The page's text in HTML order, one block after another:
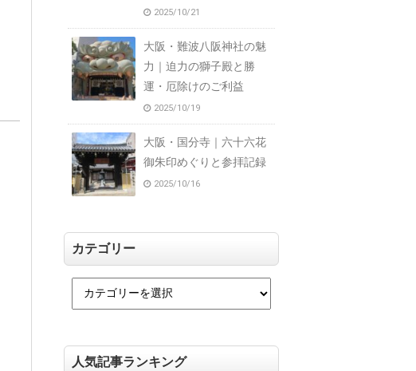
2025/10/21
大阪・難波八阪神社の魅
力｜迫力の獅子殿と勝
運・厄除けのご利益
2025/10/19
大阪・国分寺｜六十六花
御朱印めぐりと参拝記録
2025/10/16
カテゴリー
人気記事ランキング